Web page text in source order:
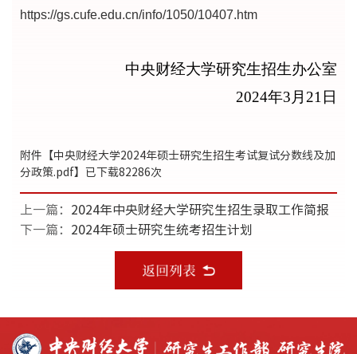
https://gs.cufe.edu.cn/info/1050/10407.htm
中央财经大学研究生招生办公室
2024年3月21日
附件【中央财经大学2024年硕士研究生招生考试复试分数线及加
分政策.pdf】已下载82286次
上一篇： 2024年中央财经大学研究生招生录取工作简报
下一篇： 2024年硕士研究生统考招生计划